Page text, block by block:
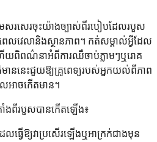
រសេរចុះយ៉ាងច្បាស់ពីរបៀបដែលរបួស
េលវេលានិងស្ថានភាព។ កត់សម្គាល់អ្វីដែល
ើយពិពណ៌នាអំពីការឈឺចាប់ភ្លាមៗឬរោគ
ាននេះជួយឱ្យគ្រូពេទ្យរបស់អ្នកយល់ពីភាព
លអាចកើតមាន។
ាំងពីរបួសបានកើតឡើង៖
ធ្វើឱ្យវាប្រសើរឡើងឬអាក្រក់ជាងមុន